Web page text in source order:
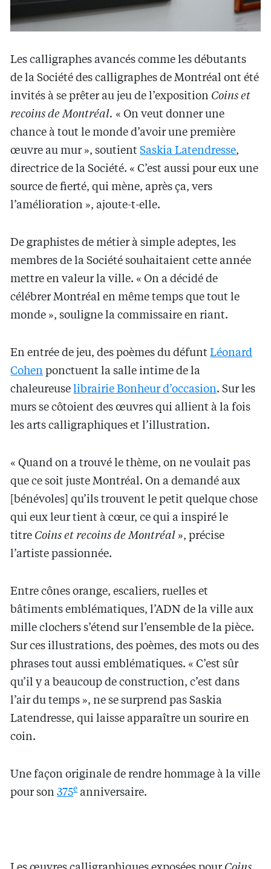
Les calligraphes avancés comme les débutants
de la Société des calligraphes de Montréal ont été
invités à se prêter au jeu de l’exposition Coins et
recoins de Montréal. « On veut donner une
chance à tout le monde d’avoir une première
œuvre au mur », soutientSaskia Latendresse,
directrice de la Société. « C’est aussi pour eux une
source de fierté, qui mène, après ça, vers
l’amélioration », ajoute-t-elle.
De graphistes de métier à simple adeptes, les
membres de la Société souhaitaient cette année
mettre en valeur la ville. « On a décidé de
célébrer Montréal en même temps que tout le
monde », souligne la commissaire en riant.
En entrée de jeu, des poèmes du défuntLéonard
Cohen ponctuent la salle intime de la
chaleureuselibrairie Bonheur d’occasion. Sur les
murs se côtoient des œuvres qui allient à la fois
les arts calligraphiques et l’illustration.
« Quand on a trouvé le thème, on ne voulait pas
que ce soit juste Montréal. On a demandé aux
[bénévoles] qu’ils trouvent le petit quelque chose
qui eux leur tient à cœur, ce qui a inspiré le
titre Coins et recoins de Montréal », précise
l’artiste passionnée.
Entre cônes orange, escaliers, ruelles et
bâtiments emblématiques, l’ADN de la ville aux
mille clochers s’étend sur l’ensemble de la pièce.
Sur ces illustrations, des poèmes, des mots ou des
phrases tout aussi emblématiques. « C’est sûr
qu’il y a beaucoup de construction, c’est dans
l’air du temps », ne se surprend pas Saskia
Latendresse, qui laisse apparaître un sourire en
coin.
Une façon originale de rendre hommage à la ville
pour son375eanniversaire.